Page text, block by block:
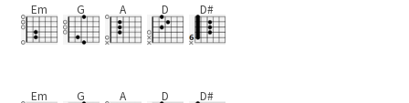
Em G A D D#
Em G A D D#